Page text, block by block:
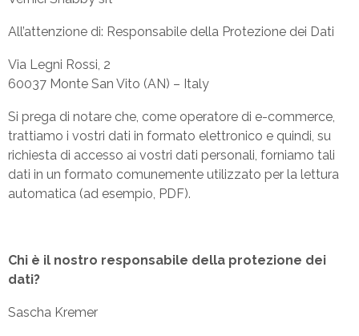
All’attenzione di: Responsabile della Protezione dei Dati
Via Legni Rossi, 2
60037 Monte San Vito (AN) – Italy
Si prega di notare che, come operatore di e-commerce,
trattiamo i vostri dati in formato elettronico e quindi, su
richiesta di accesso ai vostri dati personali, forniamo tali
dati in un formato comunemente utilizzato per la lettura
automatica (ad esempio, PDF).
Chi è il nostro responsabile della protezione dei
dati?
Sascha Kremer